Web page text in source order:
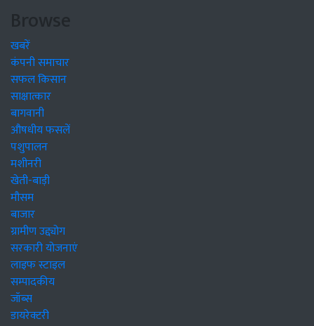
Browse
खबरें
कंपनी समाचार
सफल किसान
साक्षात्कार
बागवानी
औषधीय फसलें
पशुपालन
मशीनरी
खेती-बाड़ी
मौसम
बाजार
ग्रामीण उद्द्योग
सरकारी योजनाएं
लाइफ स्टाइल
सम्पादकीय
जॉब्स
डायरेक्टरी